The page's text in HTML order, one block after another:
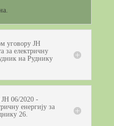
уговору ЈН
за електричну
на Руднику
ЈН 06/2020 -
енергију за
26.